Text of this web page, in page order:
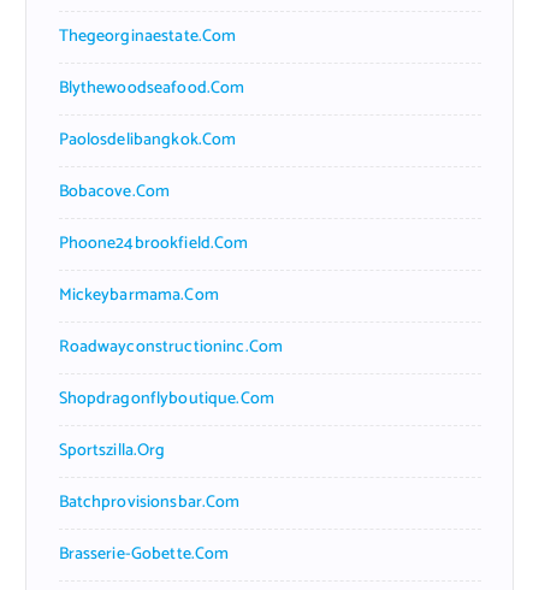
Thegeorginaestate.com
Blythewoodseafood.com
Paolosdelibangkok.com
Bobacove.com
Phoone24brookfield.com
Mickeybarmama.com
Roadwayconstructioninc.com
Shopdragonflyboutique.com
Sportszilla.org
Batchprovisionsbar.com
Brasserie-Gobette.com